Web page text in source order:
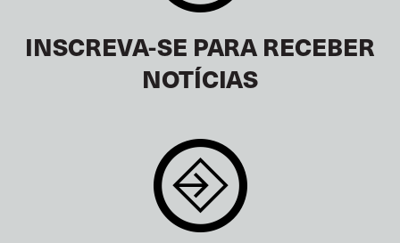
INSCREVA-SE PARA RECEBER
NOTÍCIAS